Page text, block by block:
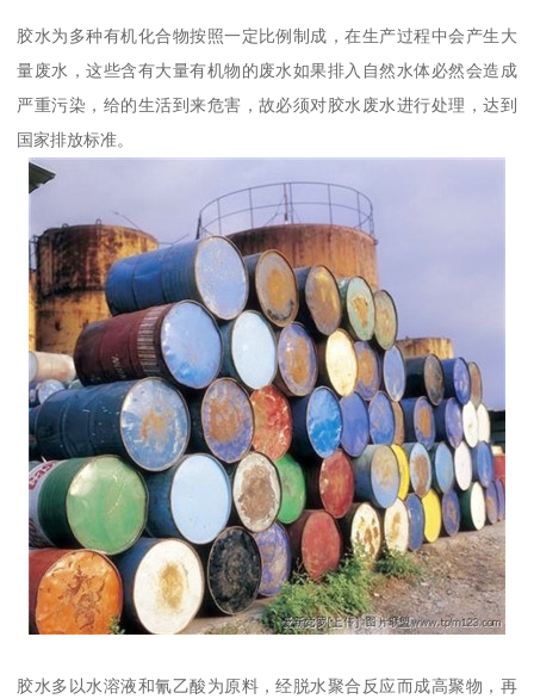
胶水为多种有机化合物按照一定比例制成，在生产过程中会产生大
量废水，这些含有大量有机物的废水如果排入自然水体必然会造成
严重污染，给的生活到来危害，故必须对胶水废水进行处理，达到
国家排放标准。
胶水多以水溶液和氰乙酸为原料，经脱水聚合反应而成高聚物，再